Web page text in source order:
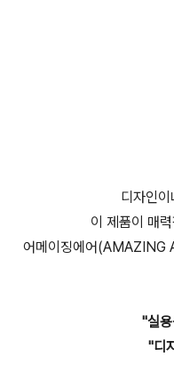
디자인
이 제품이 매
어메이징에어(AMAZING
"실
"디